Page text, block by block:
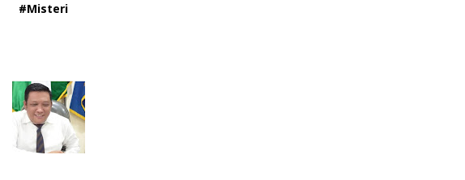
#Misteri